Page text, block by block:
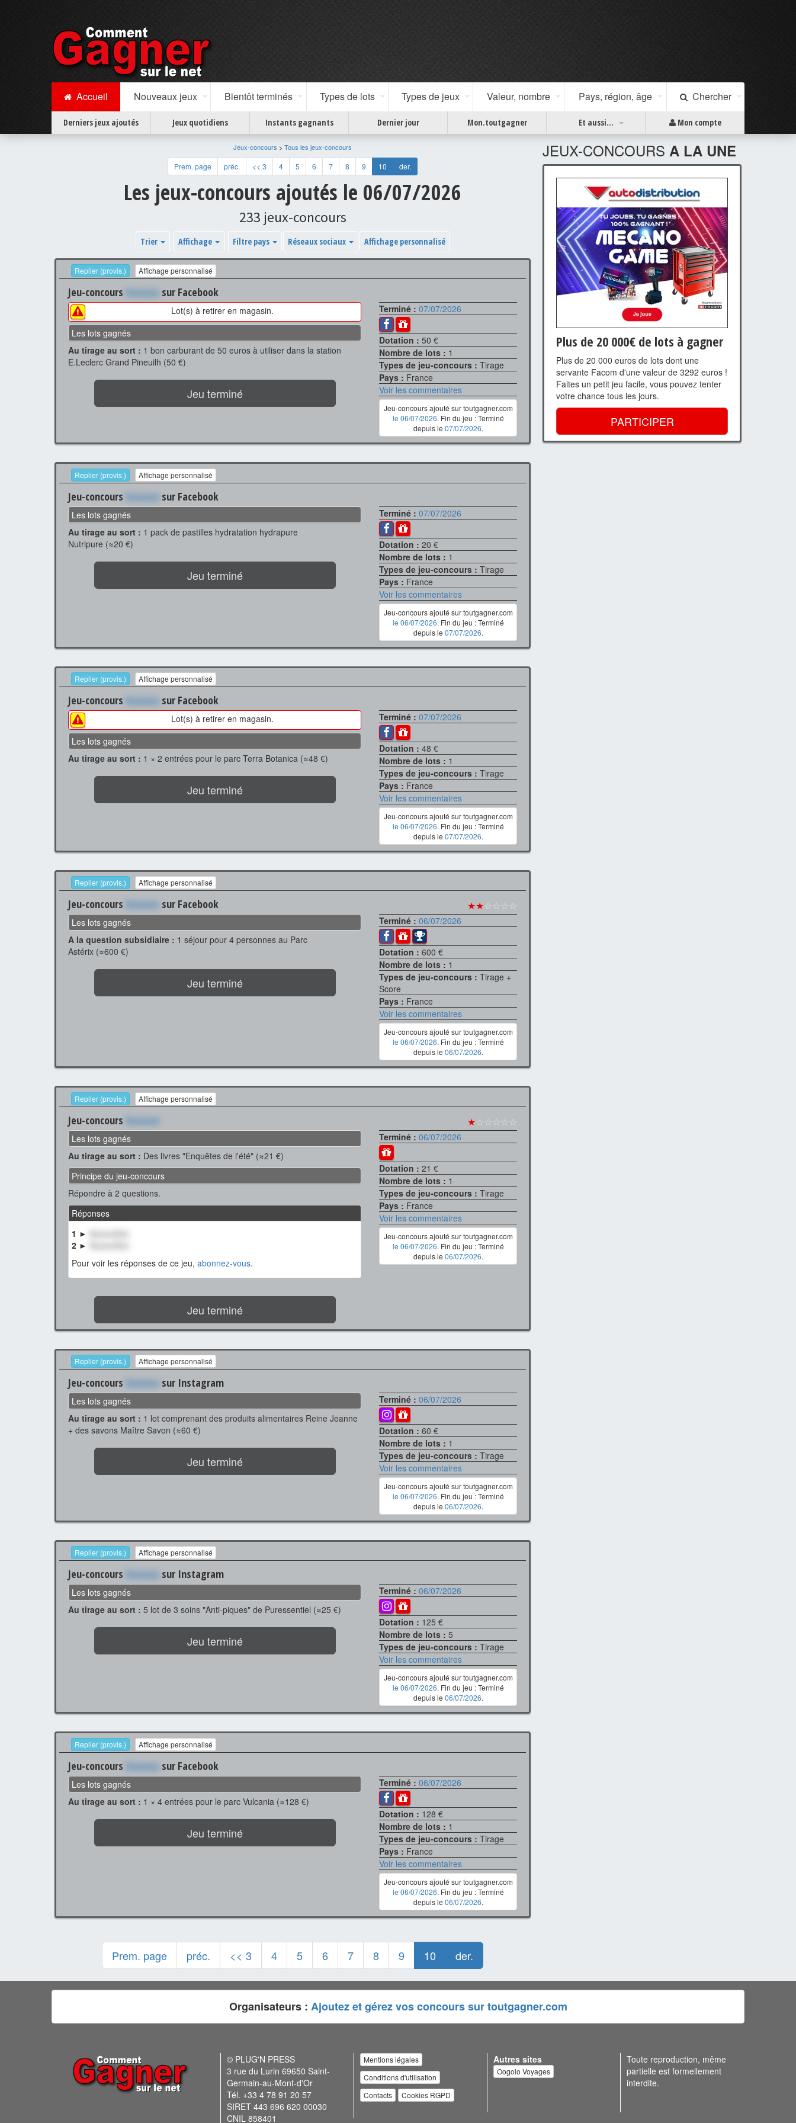
Accueil Nouveaux jeux Bientôt terminés Types de lots Types de jeux Valeur, nombre Pays, région, âge Chercher
Derniers jeux ajoutés Jeux quotidiens Instants gagnants Dernier jour Mon.toutgagner Et aussi... Mon compte
JEUX-CONCOURS A LA UNE
Plus de 20 000€ de lots à gagner
Plus de 20 000 euros de lots dont une
servante Facom d'une valeur de 3292 euros !
Faites un petit jeu facile, vous pouvez tenter
votre chance tous les jours.
PARTICIPER
Jeux-concours > Tous les jeux-concours
Prem. page préc. << 3 4 5 6 7 8 9 10 der.
Les jeux-concours ajoutés le 06/07/2026
233 jeux-concours
Trier Affichage Filtre pays Réseaux sociaux Affichage personnalisé
Replier (provis.) Affichage personnalisé
Jeu-concours Xxxxxxx sur Facebook
Lot(s) à retirer en magasin.
Les lots gagnés
Au tirage au sort : 1 bon carburant de 50 euros à utiliser dans la station
E.Leclerc Grand Pineuilh (50 €)
Jeu terminé
Terminé :07/07/2026
Dotation :50 €
Nombre de lots : 1
Types de jeu-concours :Tirage
Pays : France
Voir les commentaires
Jeu-concours ajouté sur toutgagner.com
le 06/07/2026. Fin du jeu : Terminé
depuis le 07/07/2026.
Replier (provis.) Affichage personnalisé
Jeu-concours Xxxxxxx sur Facebook
Les lots gagnés
Au tirage au sort : 1 pack de pastilles hydratation hydrapure
Nutripure (≈20 €)
Jeu terminé
Terminé :07/07/2026
Dotation :20 €
Nombre de lots : 1
Types de jeu-concours :Tirage
Pays : France
Voir les commentaires
Jeu-concours ajouté sur toutgagner.com
le 06/07/2026. Fin du jeu : Terminé
depuis le 07/07/2026.
Replier (provis.) Affichage personnalisé
Jeu-concours Xxxxxxx sur Facebook
Lot(s) à retirer en magasin.
Les lots gagnés
Au tirage au sort : 1 × 2 entrées pour le parc Terra Botanica (≈48 €)
Jeu terminé
Terminé :07/07/2026
Dotation :48 €
Nombre de lots : 1
Types de jeu-concours :Tirage
Pays : France
Voir les commentaires
Jeu-concours ajouté sur toutgagner.com
le 06/07/2026. Fin du jeu : Terminé
depuis le 07/07/2026.
Replier (provis.) Affichage personnalisé
Jeu-concours Xxxxxxx sur Facebook ★★☆☆☆☆
Les lots gagnés
A la question subsidiaire : 1 séjour pour 4 personnes au Parc
Astérix (≈600 €)
Jeu terminé
Terminé :06/07/2026
Dotation :600 €
Nombre de lots : 1
Types de jeu-concours :Tirage +
Score
Pays : France
Voir les commentaires
Jeu-concours ajouté sur toutgagner.com
le 06/07/2026. Fin du jeu : Terminé
depuis le 06/07/2026.
Replier (provis.) Affichage personnalisé
Jeu-concours Xxxxxxx ★☆☆☆☆☆
Les lots gagnés
Au tirage au sort : Des livres "Enquêtes de l'été" (≈21 €)
Principe du jeu-concours
Répondre à 2 questions.
Réponses
1 ►
XxxxxxXxx
2 ►
Pour voir les réponses de ce jeu, abonnez-vous.
Jeu terminé
Terminé :06/07/2026
Dotation :21 €
Nombre de lots : 1
Types de jeu-concours :Tirage
Pays : France
Voir les commentaires
Jeu-concours ajouté sur toutgagner.com
le 06/07/2026. Fin du jeu : Terminé
depuis le 06/07/2026.
Replier (provis.) Affichage personnalisé
Jeu-concours Xxxxxxx sur Instagram
Les lots gagnés
Au tirage au sort : 1 lot comprenant des produits alimentaires Reine Jeanne
+ des savons Maître Savon (≈60 €)
Jeu terminé
Terminé :06/07/2026
Dotation :60 €
Nombre de lots : 1
Types de jeu-concours :Tirage
Voir les commentaires
Jeu-concours ajouté sur toutgagner.com
le 06/07/2026. Fin du jeu : Terminé
depuis le 06/07/2026.
Replier (provis.) Affichage personnalisé
Jeu-concours Xxxxxxx sur Instagram
Les lots gagnés
Au tirage au sort : 5 lot de 3 soins "Anti-piques" de Puressentiel (≈25 €)
Jeu terminé
Terminé :06/07/2026
Dotation : 125 €
Nombre de lots :5
Types de jeu-concours :Tirage
Voir les commentaires
Jeu-concours ajouté sur toutgagner.com
le 06/07/2026. Fin du jeu : Terminé
depuis le 06/07/2026.
Replier (provis.) Affichage personnalisé
Jeu-concours Xxxxxxx sur Facebook
Les lots gagnés
Au tirage au sort : 1 × 4 entrées pour le parc Vulcania (≈128 €)
Jeu terminé
Terminé :06/07/2026
Dotation : 128 €
Nombre de lots : 1
Types de jeu-concours :Tirage
Pays : France
Voir les commentaires
Jeu-concours ajouté sur toutgagner.com
le 06/07/2026. Fin du jeu : Terminé
depuis le 06/07/2026.
Prem. page préc. << 3 4 5 6 7 8 9 10 der.
Organisateurs : Ajoutez et gérez vos concours sur toutgagner.com
© PLUG'N PRESS
3 rue du Lurin 69650 Saint-
Germain-au-Mont-d'Or
Tél. +33 4 78 91 20 57
SIRET 443 696 620 00030
CNIL 858401
Mentions légales
Conditions d'utilisation
Contacts
Cookies RGPD
Autres sites
Oogolo Voyages
Toute reproduction, même
partielle est formellement
interdite.